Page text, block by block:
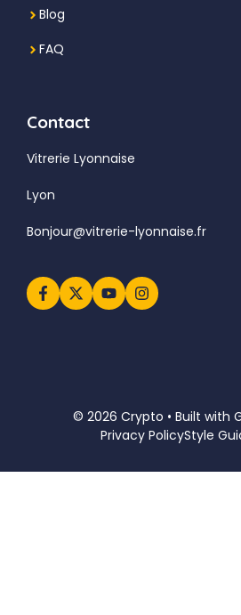
Blog
FAQ
Contact
Vitrerie Lyonnaise
Lyon
Bonjour@vitrerie-lyonnaise.fr
© 2026 Crypto • Built with
Privacy PolicyStyle